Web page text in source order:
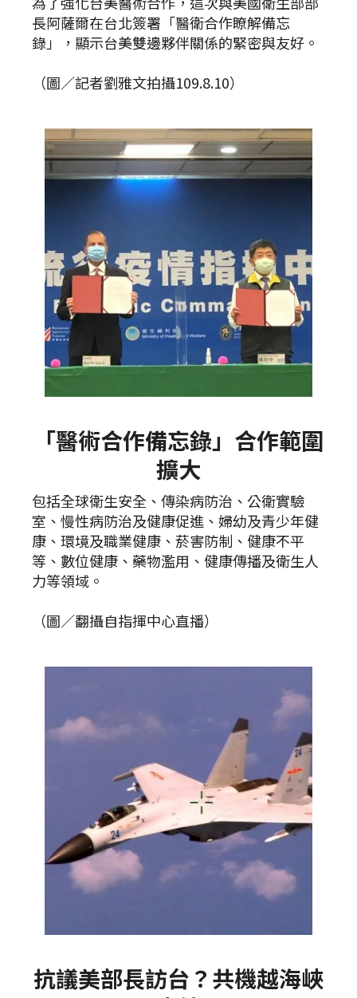
長阿薩爾在台北簽署「醫衛合作瞭解備忘
錄」，顯示台美雙邊夥伴關係的緊密與友好。
（圖／記者劉雅文拍攝109.8.10）
「醫術合作備忘錄」合作範圍
擴大
包括全球衛生安全、傳染病防治、公衛實驗
室、慢性病防治及健康促進、婦幼及青少年健
康、環境及職業健康、菸害防制、健康不平
等、數位健康、藥物濫用、健康傳播及衛生人
力等領域。
（圖／翻攝自指揮中心直播）
抗議美部長訪台？共機越海峽